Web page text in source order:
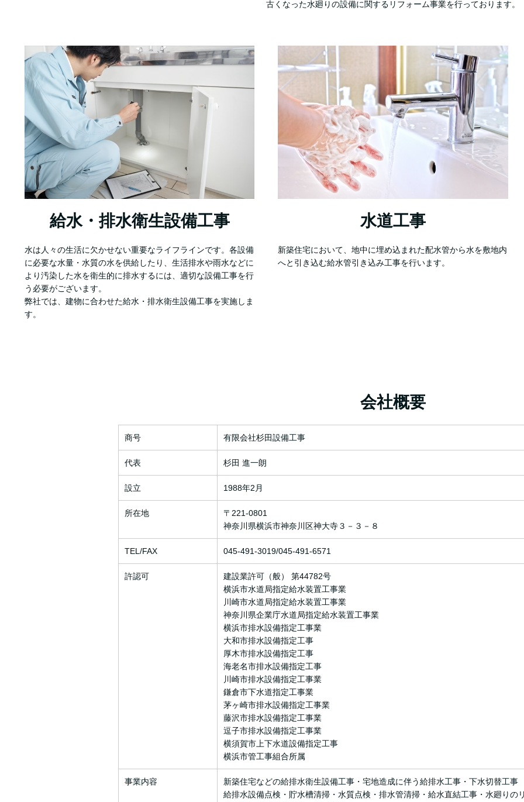
古くなった水廻りの設備に関するリフォーム事業を行っております。
給水・排水衛生設備工事
水は人々の生活に欠かせない重要なライフラインです。各設備
に必要な水量・水質の水を供給したり、生活排水や雨水などに
より汚染した水を衛生的に排水するには、適切な設備工事を行
う必要がございます。
弊社では、建物に合わせた給水・排水衛生設備工事を実施しま
す。
水道工事
新築住宅において、地中に埋め込まれた配水管から水を敷地内
へと引き込む給水管引き込み工事を行います。
会社概要
商号 有限会社杉田設備工事
代表 杉田 進一朗
設立 1988年2月
所在地
〒221-0801
神奈川県横浜市神奈川区神大寺３－３－８
TEL/FAX 045-491-3019/045-491-6571
許認可
建設業許可（般） 第44782号
横浜市水道局指定給水装置工事業
川崎市水道局指定給水装置工事業
神奈川県企業庁水道局指定給水装置工事業
横浜市排水設備指定工事業
大和市排水設備指定工事
厚木市排水設備指定工事
海老名市排水設備指定工事
川崎市排水設備指定工事業
鎌倉市下水道指定工事業
茅ヶ崎市排水設備指定工事業
藤沢市排水設備指定工事業
逗子市排水設備指定工事業
横須賀市上下水道設備指定工事
横浜市管工事組合所属
事業内容
新築住宅などの給排水衛生設備工事・宅地造成に伴う給排水工事・下水切替工事
給排水設備点検・貯水槽清掃・水質点検・排水管清掃・給水直結工事・水廻りの